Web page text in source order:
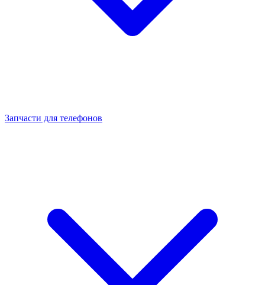
Запчасти для телефонов